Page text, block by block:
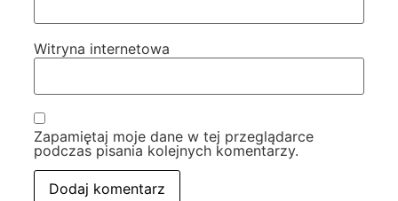
Witryna internetowa
Zapamiętaj moje dane w tej przeglądarce
podczas pisania kolejnych komentarzy.